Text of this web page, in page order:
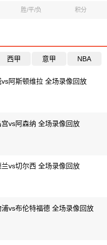
胜/平/负 积分
西甲 意甲 NBA
阿斯顿维拉 全场录像回放
vs阿森纳 全场录像回放
vs切尔西 全场录像回放
vs布伦特福德 全场录像回放